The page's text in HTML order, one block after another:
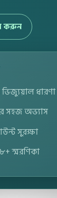
করুন
ধারণা
সহজ অভ্যাস
সুরক্ষা
স্মরণিকা